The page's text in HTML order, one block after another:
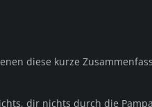
diese kurze
dir nichts durch die